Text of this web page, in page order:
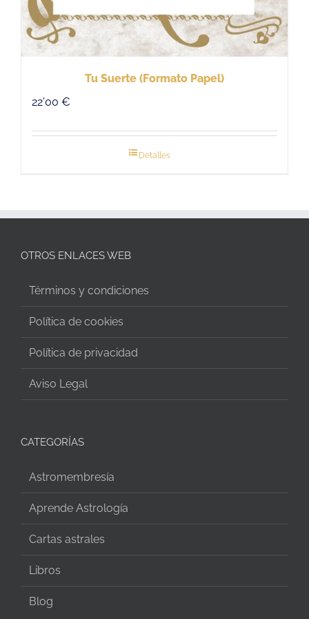
Tu Suerte (Formato Papel)
22'00 €
Detalles
OTROS ENLACES WEB
Términos y condiciones
Política de cookies
Política de privacidad
Aviso Legal
CATEGORÍAS
Astromembresía
Aprende Astrología
Cartas astrales
Libros
Blog